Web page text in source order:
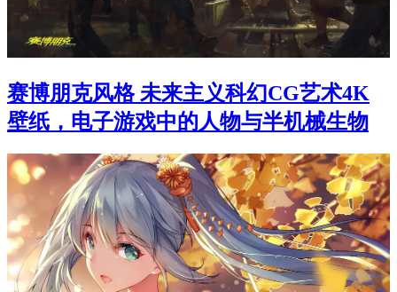
赛博朋克风格 未来主义科幻CG艺术4K
壁纸，电子游戏中的人物与半机械生物